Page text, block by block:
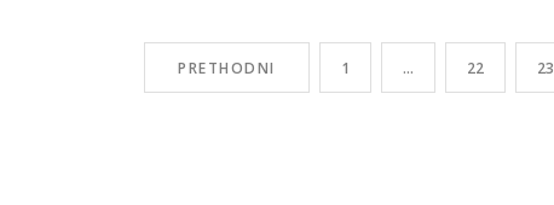
te visokoškolske ustanove. “Za mjesto na arhitekturi
konkurisalo je dva puta više kandidata nego što je
PRETHODNI 1 … 22 23